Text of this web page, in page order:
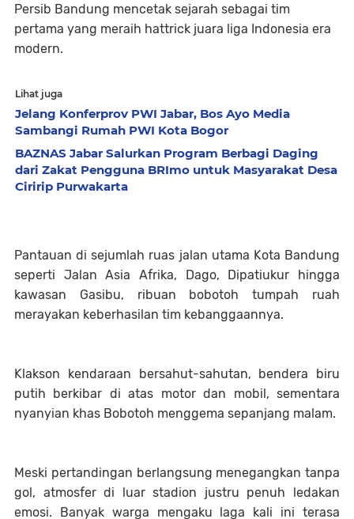
Persib Bandung mencetak sejarah sebagai tim
pertama yang meraih hattrick juara liga Indonesia era
modern.
Lihat juga
Jelang Konferprov PWI Jabar, Bos Ayo Media
Sambangi Rumah PWI Kota Bogor
BAZNAS Jabar Salurkan Program Berbagi Daging
dari Zakat Pengguna BRImo untuk Masyarakat Desa
Ciririp Purwakarta
Pantauan di sejumlah ruas jalan utama Kota Bandung
seperti Jalan Asia Afrika, Dago, Dipatiukur hingga
kawasan Gasibu, ribuan bobotoh tumpah ruah
merayakan keberhasilan tim kebanggaannya.
Klakson kendaraan bersahut-sahutan, bendera biru
putih berkibar di atas motor dan mobil, sementara
nyanyian khas Bobotoh menggema sepanjang malam.
Meski pertandingan berlangsung menegangkan tanpa
gol, atmosfer di luar stadion justru penuh ledakan
emosi. Banyak warga mengaku laga kali ini terasa